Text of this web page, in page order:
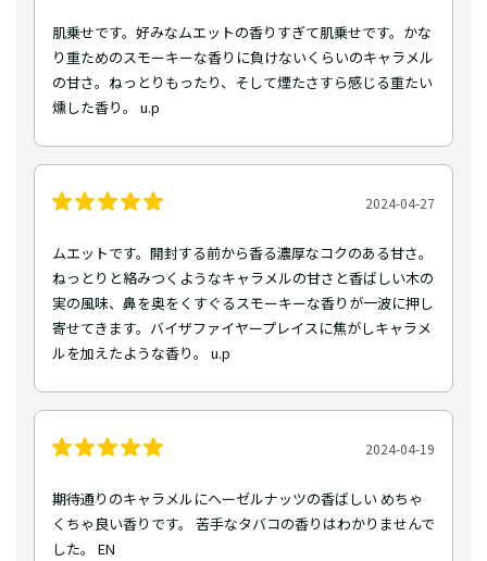
肌乗せです。好みなムエットの香りすぎて肌乗せです。かな
り重ためのスモーキーな香りに負けないくらいのキャラメル
の甘さ。ねっとりもったり、そして煙たさすら感じる重たい
燻した香り。 u.p
2024-04-27
ムエットです。開封する前から香る濃厚なコクのある甘さ。
ねっとりと絡みつくようなキャラメルの甘さと香ばしい木の
実の風味、鼻を奥をくすぐるスモーキーな香りが一波に押し
寄せてきます。バイザファイヤープレイスに焦がしキャラメ
ルを加えたような香り。 u.p
2024-04-19
期待通りのキャラメルにヘーゼルナッツの香ばしい めちゃ
くちゃ良い香りです。 苦手なタバコの香りはわかりませんで
した。 EN